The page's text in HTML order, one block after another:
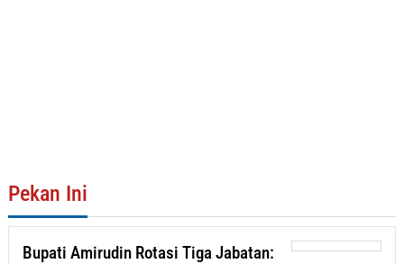
Pekan Ini
Bupati Amirudin Rotasi Tiga Jabatan: